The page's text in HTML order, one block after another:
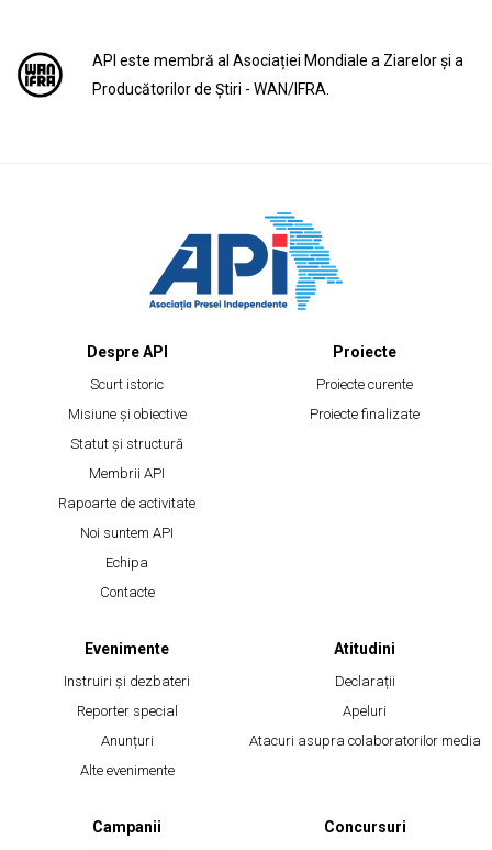
API este membră al Asociației Mondiale a Ziarelor și a
Producătorilor de Știri - WAN/IFRA.
Despre API
Scurt istoric
Misiune și obiective
Statut și structură
Membrii API
Rapoarte de activitate
Noi suntem API
Echipa
Contacte
Proiecte
Proiecte curente
Proiecte finalizate
Evenimente
Instruiri și dezbateri
Reporter special
Anunțuri
Alte evenimente
Atitudini
Declarații
Apeluri
Atacuri asupra colaboratorilor media
Campanii Concursuri